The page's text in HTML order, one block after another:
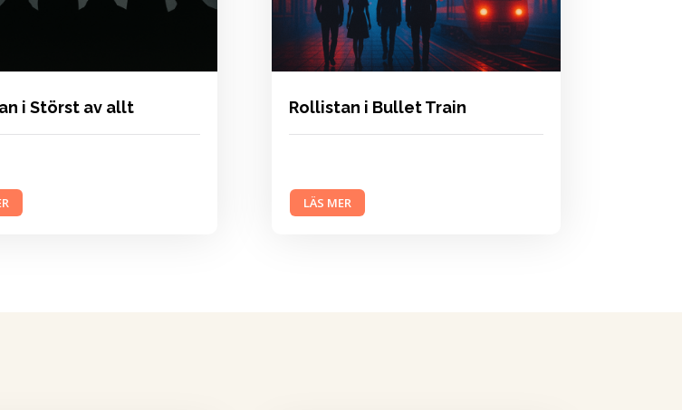
i Störst av allt Rollistan i Bullet Train
LÄS MER